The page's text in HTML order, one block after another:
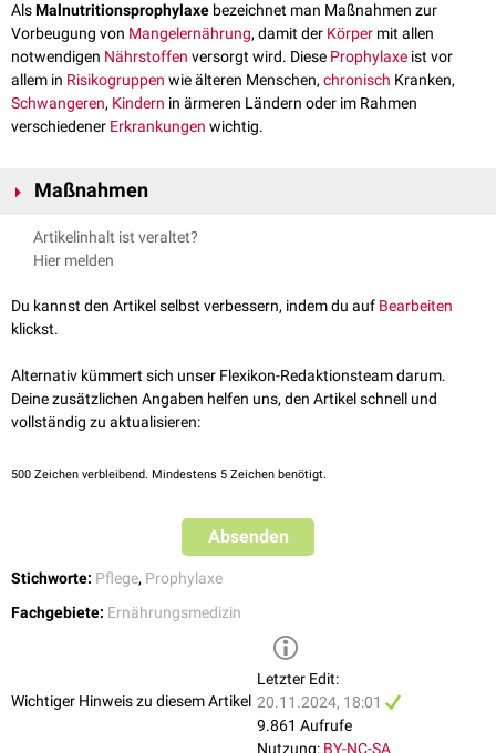
AlsMalnutritionsprophylaxe bezeichnet man Maßnahmen zur
Vorbeugung von Mangelernährung, damit der Körper mit allen
notwendigen Nährstoffen versorgt wird. Diese Prophylaxe ist vor
allem in Risikogruppen wie älteren Menschen, chronisch Kranken,
Schwangeren, Kindern in ärmeren Ländern oder im Rahmen
verschiedener Erkrankungen wichtig.
Maßnahmen
Maßnahmen im Rahmen der Malnutritionsprophylaxe umfassen z.B.:
Ernährungsberatung
regelmäßige Gewichtskontrolleund Überprüfung vonBlutwerten
Früherkennung
KostoderNahrungsergänzungsmitteln
Förderung desAppetitsbzw. der Essenslust durch Anpassung von
GeschmackundKonsistenz
Prävention von Schluckstörungen und den möglichen
Pflegepersonal und Angehörigen
Artikelinhalt ist veraltet?
Hier melden
Du kannst den Artikel selbst verbessern, indem du auf Bearbeiten
klickst.
Alternativ kümmert sich unser Flexikon-Redaktionsteam darum.
Deine zusätzlichen Angaben helfen uns, den Artikel schnell und
vollständig zu aktualisieren:
500 Zeichen verbleibend. Mindestens 5 Zeichen benötigt.
Absenden
Stichworte: Pflege, Prophylaxe
Fachgebiete: Ernährungsmedizin
Wichtiger Hinweis zu diesem Artikel
Letzter Edit:
20.11.2024, 18:01
9.861 Aufrufe
Nutzung: BY-NC-SA